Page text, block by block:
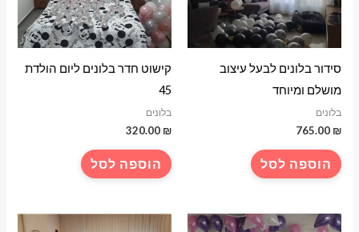
סידור בלונים לבעל עיצוב
מושלם ומיוחד
בלונים
765.00 ₪
הוספה לסל
קישוט חדר בלונים ליום הולדת
45
בלונים
320.00 ₪
הוספה לסל